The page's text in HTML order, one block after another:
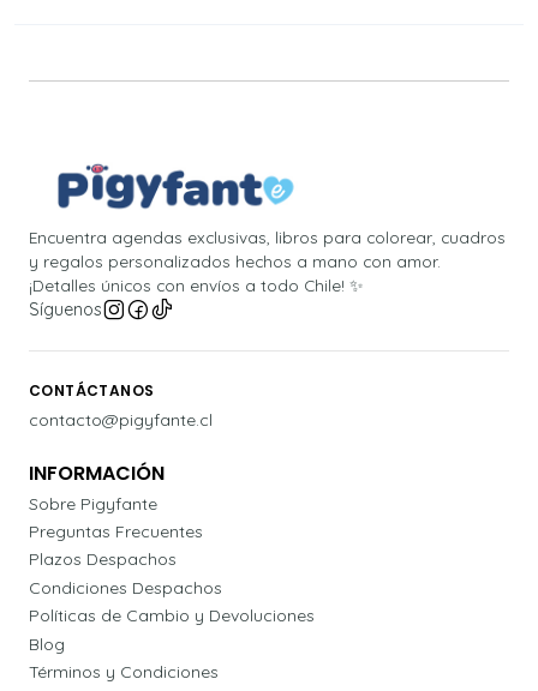
Encuentra agendas exclusivas, libros para colorear, cuadros
y regalos personalizados hechos a mano con amor.
¡Detalles únicos con envíos a todo Chile! ✨
Síguenos
CONTÁCTANOS
contacto@pigyfante.cl
INFORMACIÓN
Sobre Pigyfante
Preguntas Frecuentes
Plazos Despachos
Condiciones Despachos
Políticas de Cambio y Devoluciones
Blog
Términos y Condiciones